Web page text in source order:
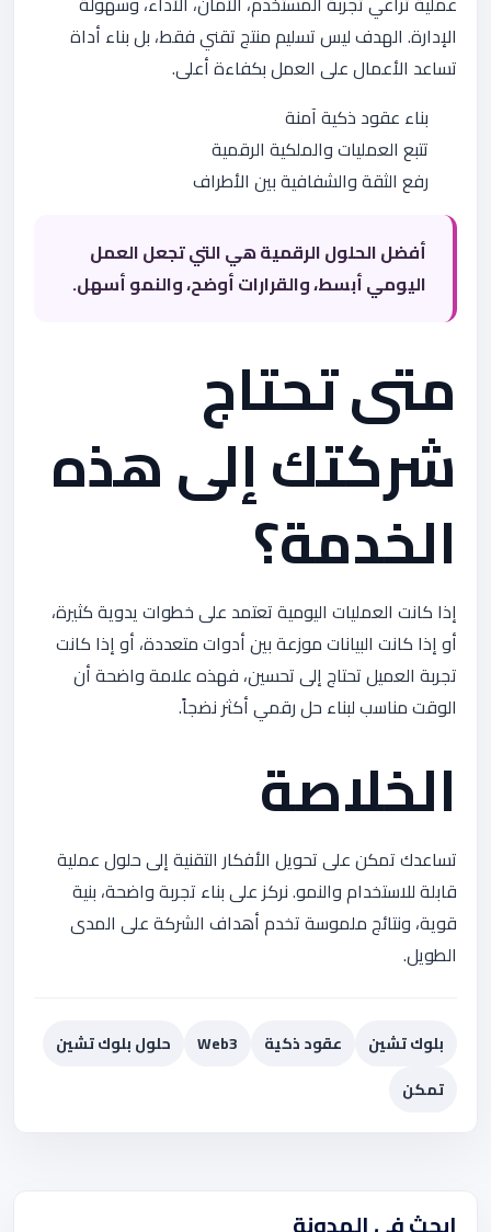
الإدارة. الهدف ليس تسليم منتج تقني فقط، بل بناء أداة
تساعد الأعمال على العمل بكفاءة أعلى.
بناء عقود ذكية آمنة
تتبع العمليات والملكية الرقمية
رفع الثقة والشفافية بين الأطراف
أفضل الحلول الرقمية هي التي تجعل العمل
اليومي أبسط، والقرارات أوضح، والنمو أسهل.
متى تحتاج
شركتك إلى هذه
الخدمة؟
إذا كانت العمليات اليومية تعتمد على خطوات يدوية كثيرة،
أو إذا كانت البيانات موزعة بين أدوات متعددة، أو إذا كانت
تجربة العميل تحتاج إلى تحسين، فهذه علامة واضحة أن
الوقت مناسب لبناء حل رقمي أكثر نضجاً.
الخلاصة
تساعدك تمكن على تحويل الأفكار التقنية إلى حلول عملية
قابلة للاستخدام والنمو. نركز على بناء تجربة واضحة، بنية
قوية، ونتائج ملموسة تخدم أهداف الشركة على المدى
الطويل.
بلوك تشين عقود ذكية Web3
حلول بلوك تشين
تمكن